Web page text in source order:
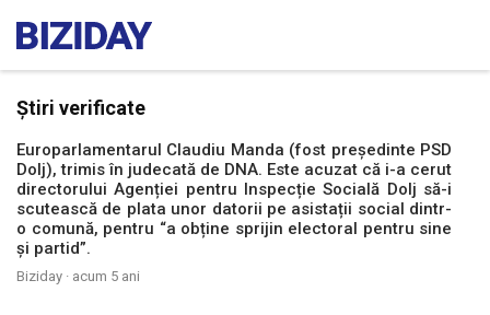
Știri verificate
Europarlamentarul Claudiu Manda (fost președinte PSD
Dolj), trimis în judecată de DNA. Este acuzat că i-a cerut
directorului Agenției pentru Inspecție Socială Dolj să-i
scutească de plata unor datorii pe asistații social dintr-
o comună, pentru “a obține sprijin electoral pentru sine
și partid”.
Biziday · acum 5 ani